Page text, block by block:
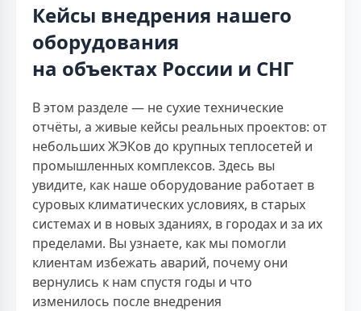
Кейсы внедрения нашего
оборудования
на объектах России и СНГ
В этом разделе — не сухие технические
отчёты, а живые кейсы реальных проектов: от
небольших ЖЭКов до крупных теплосетей и
промышленных комплексов. Здесь вы
увидите, как наше оборудование работает в
суровых климатических условиях, в старых
системах и в новых зданиях, в городах и за их
пределами. Вы узнаете, как мы помогли
клиентам избежать аварий, почему они
вернулись к нам спустя годы и что
изменилось после внедрения